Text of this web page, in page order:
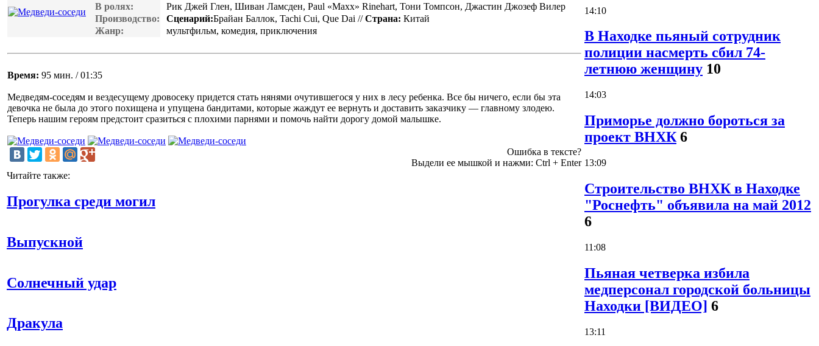
В ролях:
Рик Джей Глен, Шиван Ламсден, Paul «Maxx» Rinehart, Тони Томпсон, Джастин Джозеф Вилер
Производство:
Сценарий:Брайан Баллок, Tachi Cui, Que Dai //Страна: Китай
Жанр:
мультфильм, комедия, приключения
Время: 95 мин. / 01:35
Медведям-соседям и вездесущему дровосеку придется стать нянями очутившегося у них в лесу ребенка. Все бы ничего, если бы эта
девочка не была до этого похищена и упущена бандитами, которые жаждут ее вернуть и доставить заказчику — главному злодею.
Теперь нашим героям предстоит сразиться с плохими парнями и помочь найти дорогу домой малышке.
Ошибка в тексте?
Выдели ее мышкой и нажми: Ctrl + Enter
Читайте также:
Прогулка среди могил
Выпускной
Солнечный удар
Дракула
14:10
В Находке пьяный сотрудник
полиции насмерть сбил 74-
летнюю женщину 10
14:03
Приморье должно бороться за
проект ВНХК 6
13:09
Строительство ВНХК в Находке
"Роснефть" объявила на май 2012
6
11:08
Пьяная четверка избила
медперсонал городской больницы
Находки [ВИДЕО] 6
13:11